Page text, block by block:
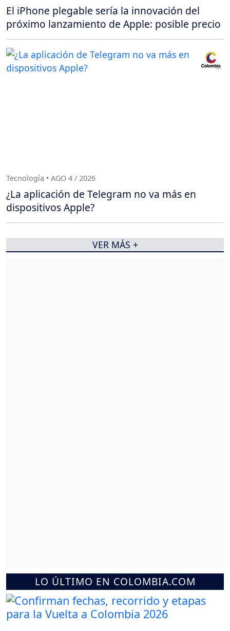
LO ÚLTIMO EN COLOMBIA.COM
El iPhone plegable sería la innovación del
próximo lanzamiento de Apple: posible precio
Tecnología • AGO 4 / 2026
¿La aplicación de Telegram no va más en
dispositivos Apple?
VER MÁS +